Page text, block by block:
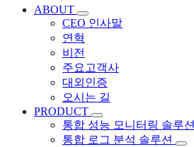
ABOUT
CEO 인사말
연혁
비전
주요고객사
대외인증
오시는 길
PRODUCT
통합 성능 모니터링 솔루션
통합 로그 분석 솔루션